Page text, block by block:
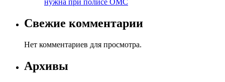
Свежие комментарии
Нет комментариев для просмотра.
Архивы